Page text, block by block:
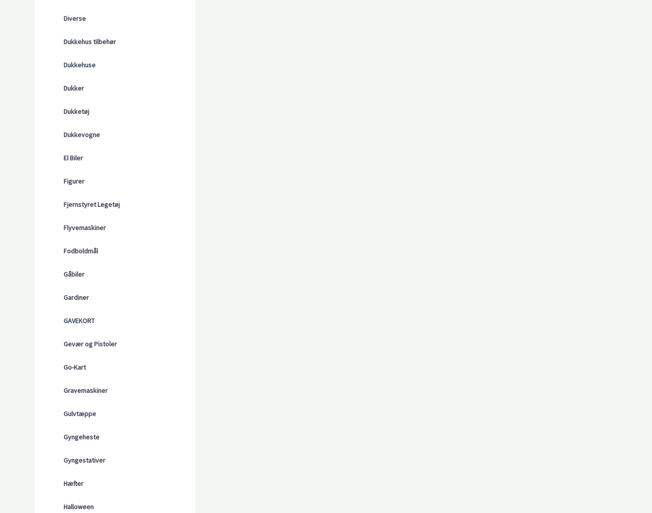
Diverse
Dukkehus tilbehør
Dukkehuse
Dukker
Dukketøj
Dukkevogne
El Biler
Figurer
Fjernstyret Legetøj
Flyvemaskiner
Fodboldmål
Gåbiler
Gardiner
GAVEKORT
Gevær og Pistoler
Go-Kart
Gravemaskiner
Gulvtæppe
Gyngeheste
Gyngestativer
Hæfter
Halloween